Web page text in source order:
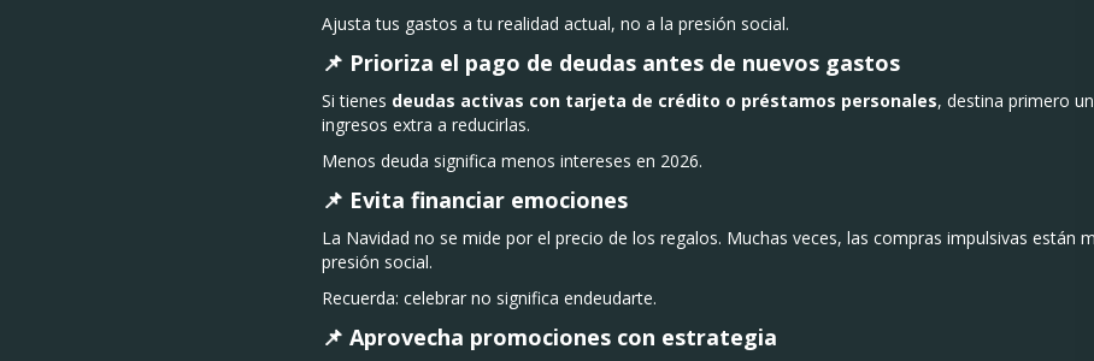
Ajusta tus gastos a tu realidad actual, no a la presión social.
📌 Prioriza el pago de deudas antes de nuevos gastos
Si tienes deudas activas con tarjeta de crédito o préstamos personales, destina primero
ingresos extra a reducirlas.
Menos deuda significa menos intereses en 2026.
📌 Evita financiar emociones
La Navidad no se mide por el precio de los regalos. Muchas veces, las compras impulsivas están
presión social.
Recuerda: celebrar no significa endeudarte.
📌 Aprovecha promociones con estrategia